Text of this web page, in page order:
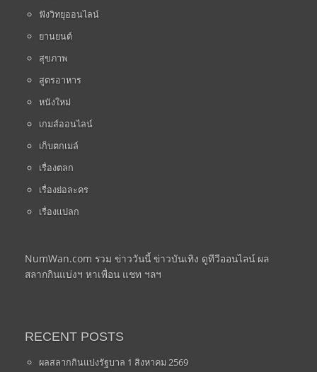
ฟังวิทยุออนไลน์
ยานยนต์
สุขภาพ
สูตรอาหาร
หนังใหม่
เกมส์ออนไลน์
เก็บตกเมล์
เรื่องตลก
เรื่องย่อละคร
เรื่องแปลก
NumWan.com รวม ข่าววันนี้ ข่าวบันเทิง ดูทีวีออนไลน์ ผล
สลากกินแบ่งฯ หาเพื่อน แชท ฯลฯ
RECENT POSTS
ผลสลากกินแบ่งรัฐบาล 1 สิงหาคม 2569